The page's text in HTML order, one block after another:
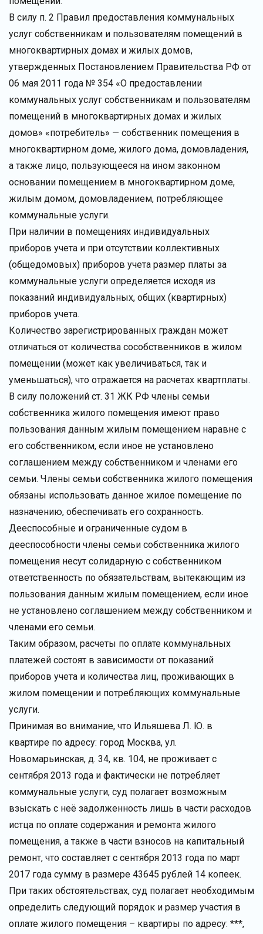
В силу п. 2 Правил предоставления коммунальных
услуг собственникам и пользователям помещений в
многоквартирных домах и жилых домов,
утвержденных Постановлением Правительства РФ от
06 мая 2011 года № 354 «О предоставлении
коммунальных услуг собственникам и пользователям
помещений в многоквартирных домах и жилых
домов» «потребитель» — собственник помещения в
многоквартирном доме, жилого дома, домовладения,
а также лицо, пользующееся на ином законном
основании помещением в многоквартирном доме,
жилым домом, домовладением, потребляющее
коммунальные услуги.
При наличии в помещениях индивидуальных
приборов учета и при отсутствии коллективных
(общедомовых) приборов учета размер платы за
коммунальные услуги определяется исходя из
показаний индивидуальных, общих (квартирных)
приборов учета.
Количество зарегистрированных граждан может
отличаться от количества сособственников в жилом
помещении (может как увеличиваться, так и
уменьшаться), что отражается на расчетах квартплаты.
В силу положений ст. 31 ЖК РФ члены семьи
собственника жилого помещения имеют право
пользования данным жилым помещением наравне с
его собственником, если иное не установлено
соглашением между собственником и членами его
семьи. Члены семьи собственника жилого помещения
обязаны использовать данное жилое помещение по
назначению, обеспечивать его сохранность.
Дееспособные и ограниченные судом в
дееспособности члены семьи собственника жилого
помещения несут солидарную с собственником
ответственность по обязательствам, вытекающим из
пользования данным жилым помещением, если иное
не установлено соглашением между собственником и
членами его семьи.
Таким образом, расчеты по оплате коммунальных
платежей состоят в зависимости от показаний
приборов учета и количества лиц, проживающих в
жилом помещении и потребляющих коммунальные
услуги.
Принимая во внимание, что Ильяшева Л. Ю. в
квартире по адресу: город Москва, ул.
Новомарьинская, д. 34, кв. 104, не проживает с
сентября 2013 года и фактически не потребляет
коммунальные услуги, суд полагает возможным
взыскать с неё задолженность лишь в части расходов
истца по оплате содержания и ремонта жилого
помещения, а также в части взносов на капитальный
ремонт, что составляет с сентября 2013 года по март
2017 года сумму в размере 43645 рублей 14 копеек.
При таких обстоятельствах, суд полагает необходимым
определить следующий порядок и размер участия в
оплате жилого помещения – квартиры по адресу: ***,